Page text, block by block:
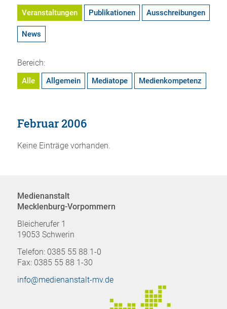
Veranstaltungen Publikationen Ausschreibungen
News
Bereich:
Alle Allgemein Mediatope Medienkompetenz
Februar 2006
Keine Einträge vorhanden.
Medienanstalt
Mecklenburg-Vorpommern
Bleicherufer 1
19053 Schwerin
Telefon: 0385 55 88 1-0
Fax: 0385 55 88 1-30
info@medienanstalt-mv.de